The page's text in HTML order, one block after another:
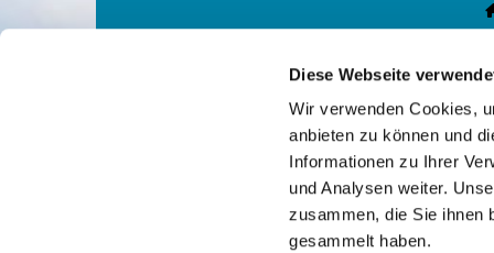
Diese Webseite
Wir verwenden Cookies,
anbieten zu können und
Informationen zu Ihrer
und Analysen weiter.
zusammen, die Sie ihnen
gesammelt haben.
Gemeindekonto: